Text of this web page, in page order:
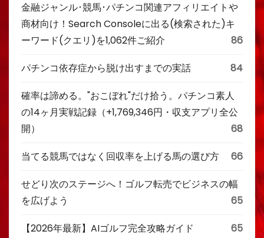
金融ジャンル･競馬･パチンコ関連アフィリエイトや
商材向け！Search Consoleに出る(検索された)キ
ーワード(クエリ)を1,062件ご紹介
86
パチンコ依存症から脱け出すまでの実話 84
確率は諦める。"おこぼれ"だけ拾う。パチンコ素人
の14ヶ月実戦記録（+1,769,346円・収支アプリ全公
開）
68
当てる競馬ではなく回収率を上げる馬の選び方 66
せどり次のステージへ！ゴルフ転売でビジネスの幅
を広げよう
65
【2026年最新】AIゴルフ完全攻略ガイド 65